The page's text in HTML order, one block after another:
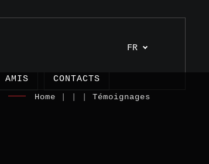
FR
AMIS CONTACTS
Home Témoignages